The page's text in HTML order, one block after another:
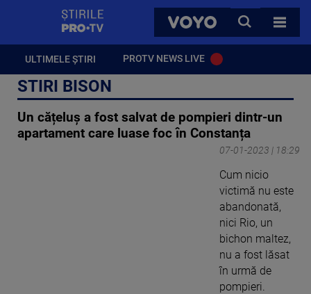
VOYO
CAUTA
TOATE
ULTIMELE ȘTIRI PROTV NEWS LIVE
STIRI BISON
Un cățeluș a fost salvat de pompieri dintr-un
apartament care luase foc în Constanța
07-01-2023 | 18:29
Cum nicio
victimă nu este
abandonată,
nici Rio, un
bichon maltez,
nu a fost lăsat
în urmă de
pompieri.